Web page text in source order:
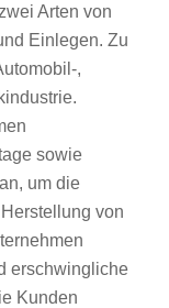
Arten von
Einlegen. Zu
,
sowie
um die
von
erschwingliche
Kunden